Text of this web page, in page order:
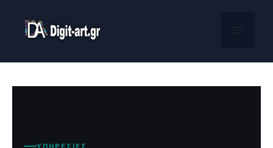
content
ΥΠΗΡΕΣΙΕΣ